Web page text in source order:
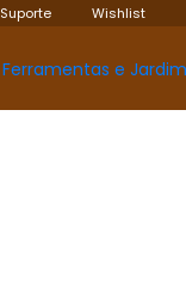
Suporte Wishlist